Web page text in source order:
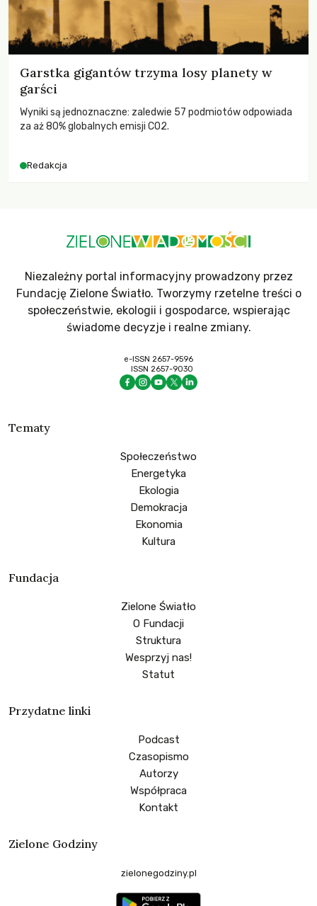
Garstka gigantów trzyma losy planety w
garści
Wyniki są jednoznaczne: zaledwie 57 podmiotów odpowiada
za aż 80% globalnych emisji CO2.
Redakcja
Niezależny portal informacyjny prowadzony przez
Fundację Zielone Światło. Tworzymy rzetelne treści o
społeczeństwie, ekologii i gospodarce, wspierając
świadome decyzje i realne zmiany.
e-ISSN 2657-9596
ISSN 2657-9030
Tematy
Społeczeństwo
Energetyka
Ekologia
Demokracja
Ekonomia
Kultura
Fundacja
Zielone Światło
O Fundacji
Struktura
Wesprzyj nas!
Statut
Przydatne linki
Podcast
Czasopismo
Autorzy
Współpraca
Kontakt
Zielone Godziny
zielonegodziny.pl